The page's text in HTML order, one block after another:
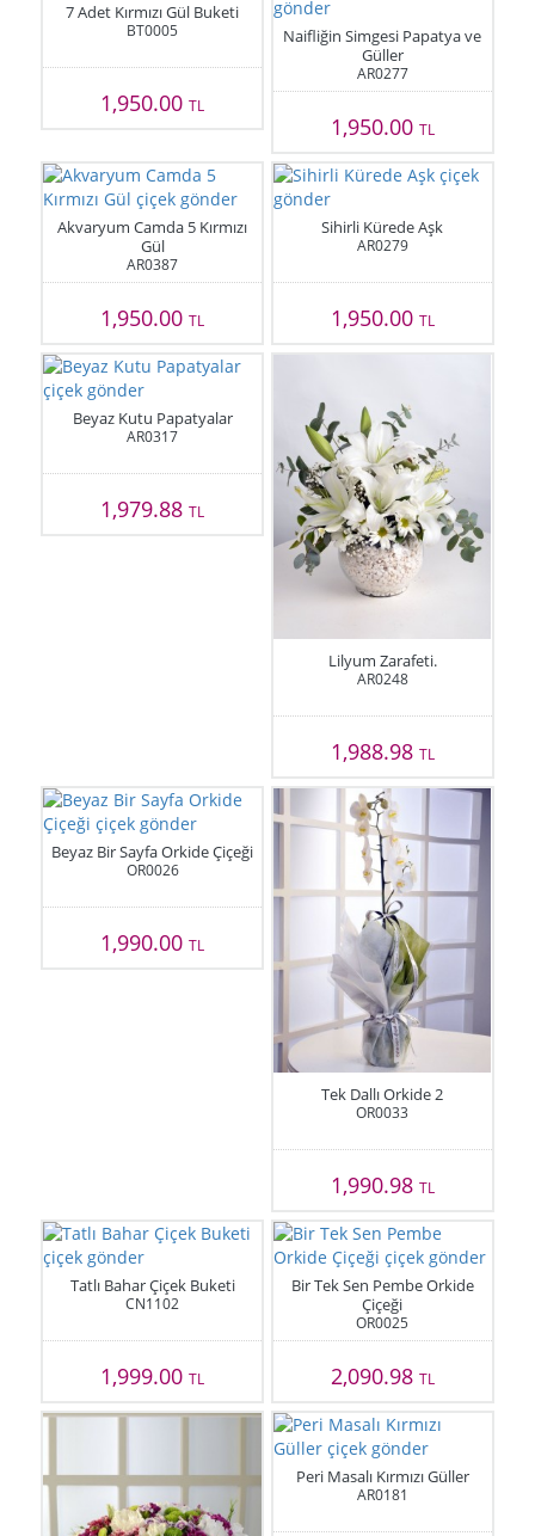
7 Adet Kırmızı Gül Buketi
BT0005
1,950.00TL
Naifliğin Simgesi Papatya ve
Güller
AR0277
1,950.00 TL
Akvaryum Camda 5 Kırmızı
Gül
AR0387
1,950.00TL
Sihirli Kürede Aşk
AR0279
1,950.00 TL
Beyaz Kutu Papatyalar
AR0317
1,979.88TL
Lilyum Zarafeti.
AR0248
1,988.98 TL
Beyaz Bir Sayfa Orkide Çiçeği
OR0026
1,990.00TL
Tek Dallı Orkide 2
OR0033
1,990.98 TL
Tatlı Bahar Çiçek Buketi
CN1102
1,999.00TL
Bir Tek Sen Pembe Orkide
Çiçeği
OR0025
2,090.98 TL
Peri Masalı Kırmızı Güller
AR0181